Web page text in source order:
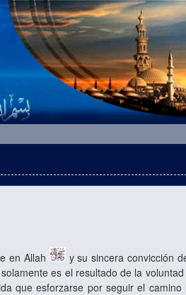
en Allah
y su sincera convicción
es el resultado de la
que esforzarse por seguir el camino